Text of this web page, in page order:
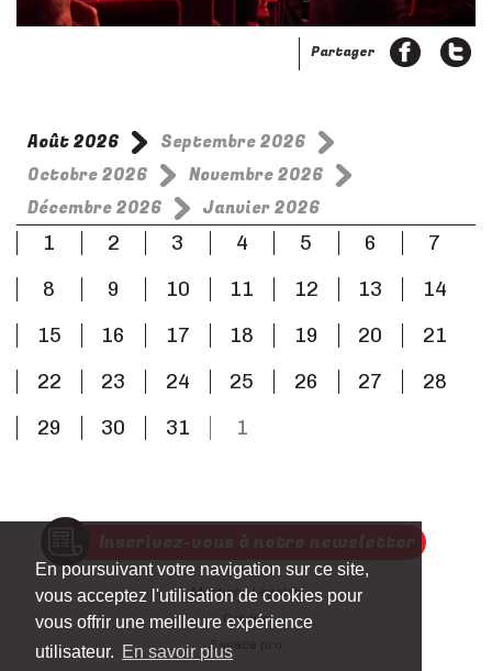
En poursuivant votre navigation sur ce site,
vous acceptez l'utilisation de cookies pour
vous offrir une meilleure expérience
utilisateur. En savoir plus
Partager
Août 2026
Septembre 2026
Octobre 2026
Novembre 2026
Décembre 2026
Janvier 2026
1
2 3 4 5 6
7
8
9 10 11 12 13
14
15
16 17 18 19 20
21
22
23 24 25 26 27
28
29
30 31 1
Mentions Légales
Crédits
Espace pro